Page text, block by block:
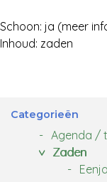
Schoon: ja (meer
Inhoud: zaden
Categorieën
Agenda /
Zaden